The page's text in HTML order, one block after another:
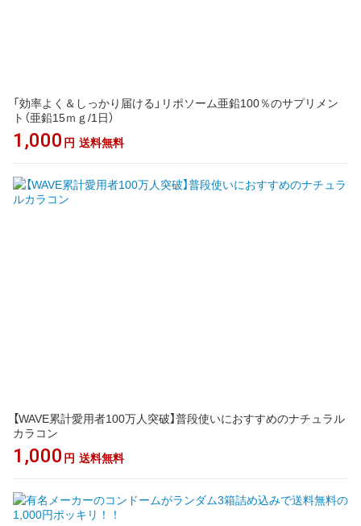
「効率よく＆しっかり届ける」リポソーム亜鉛100％のサプリメン
ト（亜鉛15ｍｇ/1日）
1,000 円 送料無料
【WAVE累計愛用者100万人突破】普段使いにおすすめのナチュラル
カラコン
1,000 円 送料無料